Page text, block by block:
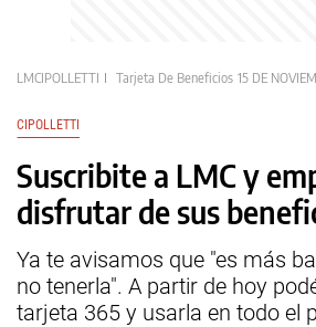
LMCIPOLLETTI Tarjeta De Beneficios 15 DE
CIPOLLETTI
Suscribite a LMC y
disfrutar de sus
Ya te avisamos que "es más
no tenerla". A partir de hoy
tarjeta 365 y usarla en todo el